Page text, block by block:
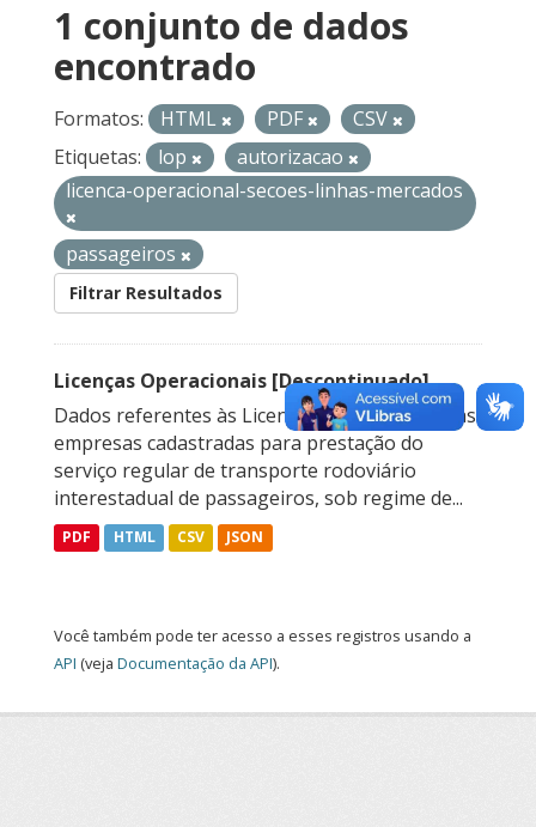
1 conjunto de dados
encontrado
Formatos: HTML PDF
CSV
Etiquetas:
lop
autorizacao
licenca-operacional-secoes-linhas-mercados
passageiros
Filtrar Resultados
Licenças Operacionais [Descontinuado]
Dados referentes às Licenças Operacionais das
empresas cadastradas para prestação do
serviço regular de transporte rodoviário
interestadual de passageiros, sob regime de...
PDF HTML CSV JSON
Você também pode ter acesso a esses registros usando a
API (veja Documentação da API).